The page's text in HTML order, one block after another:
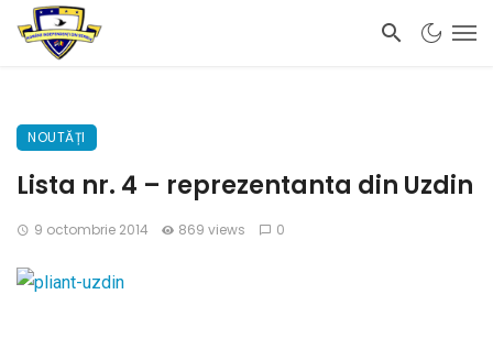
NOUTĂȚI
Lista nr. 4 – reprezentanta din Uzdin
9 octombrie 2014 869 views 0